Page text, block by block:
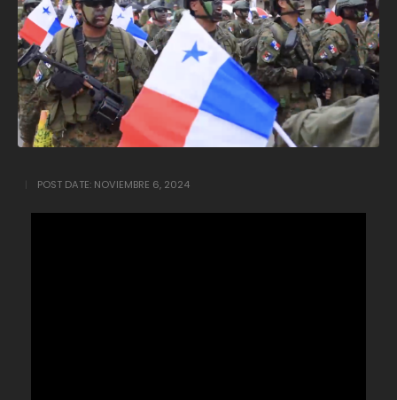
POST DATE: NOVIEMBRE 6, 2024